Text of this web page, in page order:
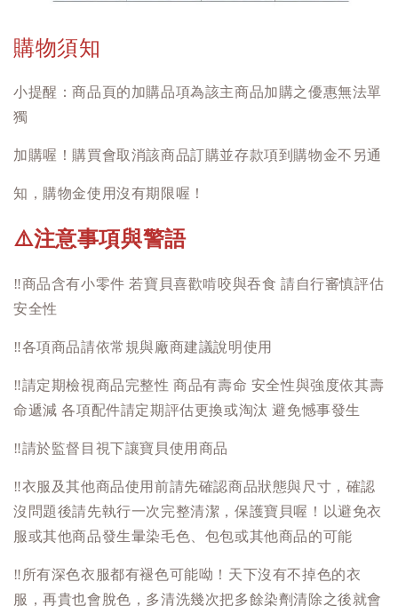
購物須知
小提醒：商品頁的加購品項為該主商品加購之優惠無法單
獨
加購喔！購買會取消該商品訂購並存款項到購物金不另通
知，購物金使用沒有期限喔！
⚠️注意事項與警語
‼️商品含有小零件 若寶貝喜歡啃咬與吞食 請自行審慎評估
安全性
‼️各項商品請依常規與廠商建議說明使用
‼️請定期檢視商品完整性 商品有壽命 安全性與強度依其壽
命遞減 各項配件請定期評估更換或淘汰 避免憾事發生
‼️請於監督目視下讓寶貝使用商品
‼️衣服及其他商品使用前請先確認商品狀態與尺寸，確認
沒問題後請先執行一次完整清潔，保護寶貝喔！以避免衣
服或其他商品發生暈染毛色、包包或其他商品的可能
‼️ 所有深色衣服都有褪色可能呦！天下沒有不掉色的衣
服，再貴也會脫色，多清洗幾次把多餘染劑清除之後就會